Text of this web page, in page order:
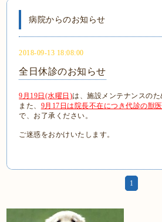
病院からのお知らせ
2018-09-13 18:08:00
全日休診のお知らせ
9月19日(水曜日)は、施設メンテナンスのた
また、 9月17日は院長不在につき代診の獣
で、お了承ください。
ご迷惑をおかけいたします。
1